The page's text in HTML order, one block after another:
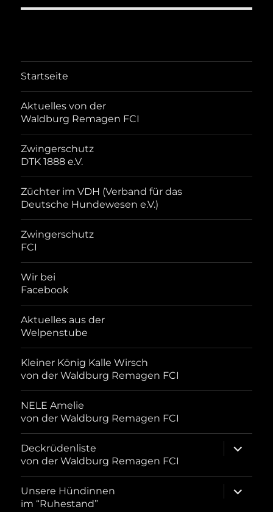
Startseite
Aktuelles von der
Waldburg Remagen FCI
Zwingerschutz
DTK 1888 e.V.
Züchter im VDH (Verband für das
Deutsche Hundewesen e.V.)
Zwingerschutz
FCI
Wir bei
Facebook
Aktuelles aus der
Welpenstube
Kleiner König Kalle Wirsch
von der Waldburg Remagen FCI
NELE Amelie
von der Waldburg Remagen FCI
Deckrüdenliste
von der Waldburg Remagen FCI
öffnen
Unsere Hündinnen
im “Ruhestand”
öffnen